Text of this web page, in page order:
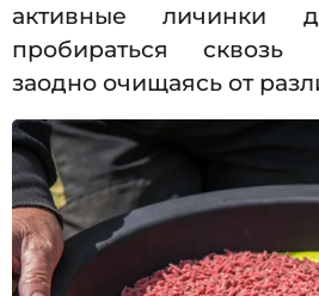
активные личинки
пробираться
заодно очищаясь от